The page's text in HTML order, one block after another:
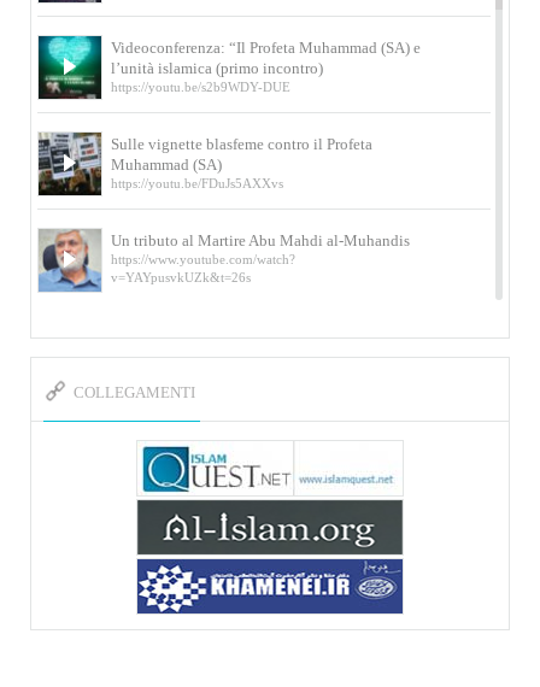
Videoconferenza: “Il Profeta Muhammad (SA) e
l’unità islamica (primo incontro)
https://youtu.be/s2b9WDY-DUE
Sulle vignette blasfeme contro il Profeta
Muhammad (SA)
https://youtu.be/FDuJs5AXXvs
Un tributo al Martire Abu Mahdi al-Muhandis
https://www.youtube.com/watch?
v=YAYpusvkUZk&t=26s
L’Abluzione rituale (wudu) secondo l’Imam Alì
e l’Imam Khomeini
della figlia di un martire
https://www.youtube.com/watch?
v=-5nPSxbf9l0&t=103s
Sheykh Abbas Di Palma sui martiri Qassem
Soleimani e Abu Mahdi Al-Muhandis
https://youtu.be/Y6SIP2PIht4 Video del discorso tenuto
dallo Sheykh Abbas Di Palma in ...
COLLEGAMENTI